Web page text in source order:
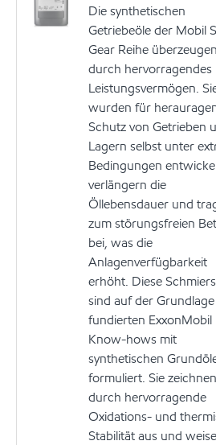
Die synthetischen
Getriebeöle der Mobil
Gear Reihe überzeugen
durch hervorragendes
Leistungsvermögen.
wurden für
Schutz von Getrieben
Lagern selbst unter
Bedingungen
verlängern die
Öllebensdauer und
zum störungsfreien
bei, was die
Anlagenverfügbarkeit
erhöht. Diese
sind auf der
fundierten ExxonMobil
Know-hows mit
synthetischen
formuliert. Sie
durch hervorragende
Oxidations- und
Stabilität aus und